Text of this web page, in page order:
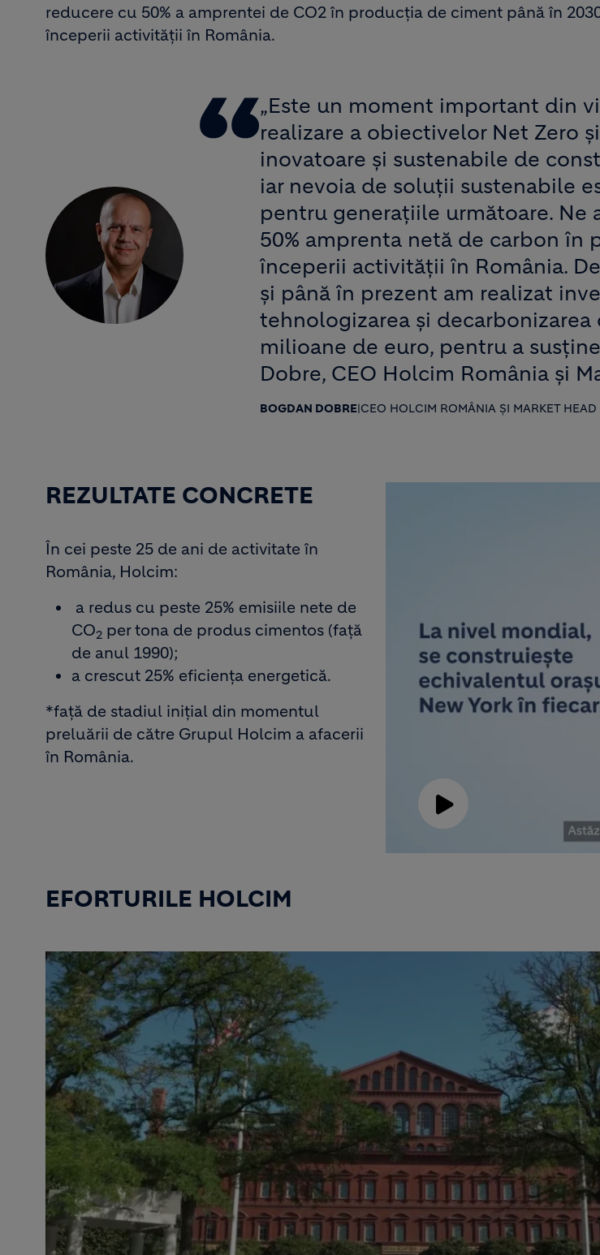
reducere cu 50% a amprentei de CO2 în producția de ciment până în
începerii activității în România.
„Este un moment important din
realizare a obiectivelor Net Zero
inovatoare și sustenabile de
iar nevoia de soluții sustenabile
pentru generațiile următoare. Ne
50% amprenta netă de carbon
începerii activității în România.
și până în prezent am realizat
tehnologizarea și
milioane de euro, pentru a
Dobre, CEO Holcim România și
BOGDAN DOBRE|CEO HOLCIM ROMÂNIA ȘI MARKET
REZULTATE CONCRETE
În cei peste 25 de ani de activitate în
România, Holcim:
a redus cu peste 25% emisiile nete de
CO2 per tona de produs cimentos (față
de anul 1990);
a crescut 25% eficiența energetică.
*față de stadiul inițial din momentul
preluării de către Grupul Holcim a afacerii
în România.
Play
Video
EFORTURILE HOLCIM